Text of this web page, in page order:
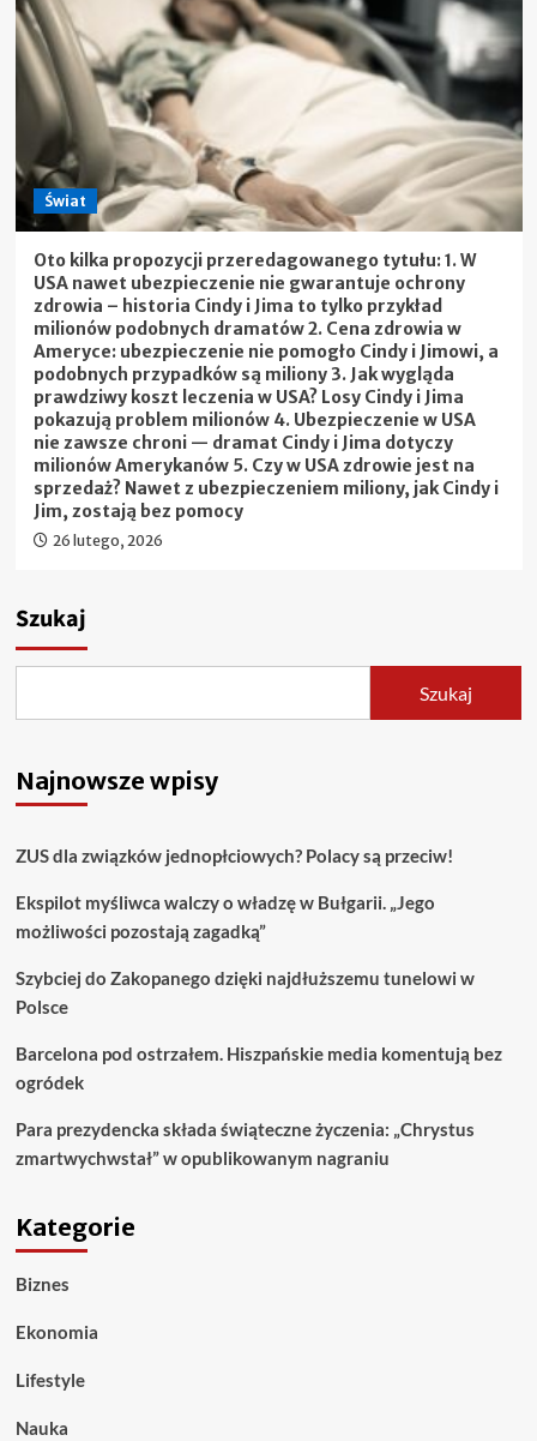
Świat
Oto kilka propozycji przeredagowanego tytułu: 1. W
USA nawet ubezpieczenie nie gwarantuje ochrony
zdrowia – historia Cindy i Jima to tylko przykład
milionów podobnych dramatów 2. Cena zdrowia w
Ameryce: ubezpieczenie nie pomogło Cindy i Jimowi, a
podobnych przypadków są miliony 3. Jak wygląda
prawdziwy koszt leczenia w USA? Losy Cindy i Jima
pokazują problem milionów 4. Ubezpieczenie w USA
nie zawsze chroni — dramat Cindy i Jima dotyczy
milionów Amerykanów 5. Czy w USA zdrowie jest na
sprzedaż? Nawet z ubezpieczeniem miliony, jak Cindy i
Jim, zostają bez pomocy
26 lutego, 2026
Szukaj
Szukaj
Najnowsze wpisy
ZUS dla związków jednopłciowych? Polacy są przeciw!
Ekspilot myśliwca walczy o władzę w Bułgarii. „Jego
możliwości pozostają zagadką”
Szybciej do Zakopanego dzięki najdłuższemu tunelowi w
Polsce
Barcelona pod ostrzałem. Hiszpańskie media komentują bez
ogródek
Para prezydencka składa świąteczne życzenia: „Chrystus
zmartwychwstał” w opublikowanym nagraniu
Kategorie
Biznes
Ekonomia
Lifestyle
Nauka